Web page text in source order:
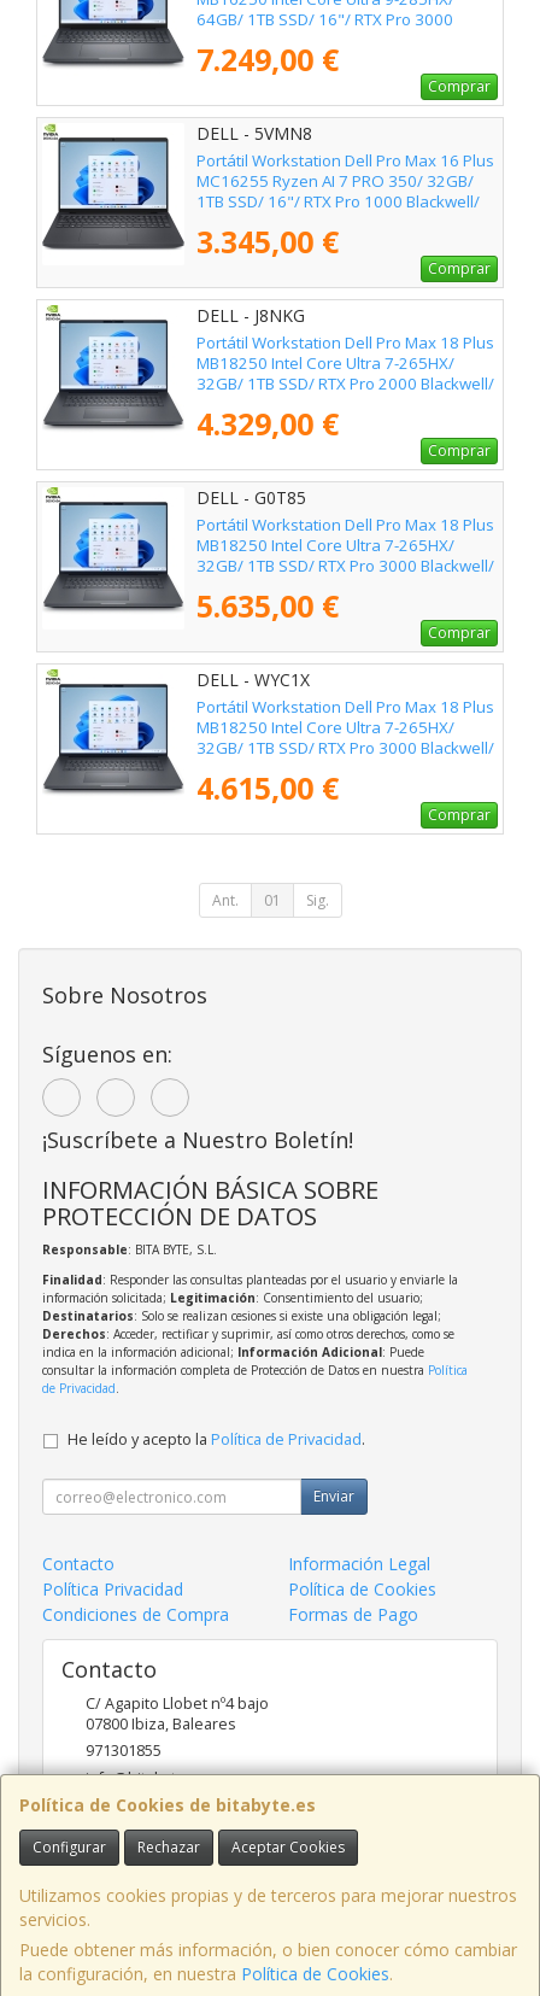
64GB/ 1TB SSD/ 16"/ RTX Pro 3000
7.249,00 €
Comprar
DELL - 5VMN8
Portátil Workstation Dell Pro Max 16 Plus
MC16255 Ryzen AI 7 PRO 350/ 32GB/
1TB SSD/ 16"/ RTX Pro 1000 Blackwell/
3.345,00 €
Comprar
DELL - J8NKG
Portátil Workstation Dell Pro Max 18 Plus
MB18250 Intel Core Ultra 7-265HX/
32GB/ 1TB SSD/ RTX Pro 2000 Blackwell/
4.329,00 €
Comprar
DELL - G0T85
Portátil Workstation Dell Pro Max 18 Plus
MB18250 Intel Core Ultra 7-265HX/
32GB/ 1TB SSD/ RTX Pro 3000 Blackwell/
5.635,00 €
Comprar
DELL - WYC1X
Portátil Workstation Dell Pro Max 18 Plus
MB18250 Intel Core Ultra 7-265HX/
32GB/ 1TB SSD/ RTX Pro 3000 Blackwell/
4.615,00 €
Comprar
Ant. 01 Sig.
Política de Cookies de bitabyte.es
Configurar Rechazar Aceptar Cookies
Utilizamos cookies propias y de terceros para mejorar nuestros
servicios.
Puede obtener más información, o bien conocer cómo cambiar
la configuración, en nuestra Política de Cookies.
Sobre Nosotros
Síguenos en:
¡Suscríbete a Nuestro Boletín!
INFORMACIÓN BÁSICA SOBRE
PROTECCIÓN DE DATOS
Responsable: BITA BYTE, S.L.
Finalidad: Responder las consultas planteadas por el usuario y enviarle la
información solicitada; Legitimación: Consentimiento del usuario;
Destinatarios: Solo se realizan cesiones si existe una obligación legal;
Derechos: Acceder, rectificar y suprimir, así como otros derechos, como se
indica en la información adicional; Información Adicional: Puede
consultar la información completa de Protección de Datos en nuestra Política
de Privacidad.
He leído y acepto la Política de Privacidad.
Enviar
Contacto
Información Legal
Política Privacidad
Política de Cookies
Condiciones de Compra
Formas de Pago
Contacto
C/ Agapito Llobet nº4 bajo
07800Ibiza,Baleares
971301855
info@bitabyte.es
Horario
10:00 - 18:00
, , , , España. - C.I.F.: B97508964 - Tfno: